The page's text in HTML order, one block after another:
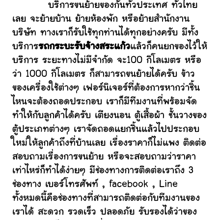
บริการขนย้ายของกันทั่วประเทศ ทั่วไทย
เลย จะย้ายบ้าน ย้ายห้องพัก หรือย้ายสำนักงาน
บริษัท ทางเราก็รับใช้ทุกท่านได้ทุกอย่างครับ มีทั้ง
บริการรถกระบะรับจ้างสระแก้วแล้วก็คนยกของไว้ให้
บริการ ระยะทางไม่มีจำกัด จะ100 กิโลเมตร หรือ
ว่า 1000 กิโลเมตร ก็สามารถขนย้ายได้ครับ ข้าว
ของเครื่องใช้ต่างๆ เฟอร์นิเจอร์ที่ต้องการหากว่าชิ้น
ไหนจะต้องถอดประกอบ เราก็มีทีมงานที่พร้อมจัด
ทำให้กับลูกค้าได้ครับ เตียงนอน ตู้เสื้อผ้า ชั้นวางของ
ตู้ประเภทต่างๆ เราจัดถอดแยกชิ้นแล้วไปประกอบ
ใหม่ให้ลูกค้าถึงที่บ้านเลย เรื่องราคาก็ไม่แพง ติดต่อ
สอบถามเรื่องการขนย้าย หรือจะสอบถามว่าราคา
เท่าไหร่ก็ทำได้ง่ายๆ มีช่องทางการติดต่อเราถึง 3
ช่องทาง เบอร์โทรศัพท์ , facebook , Line
ทั้งหมดนี้คือช่องทางที่สามารถติดต่อกับทีมงานของ
เราได้ สะดวก รวดเร็ว ปลอดภัย รับรองได้ว่าของ